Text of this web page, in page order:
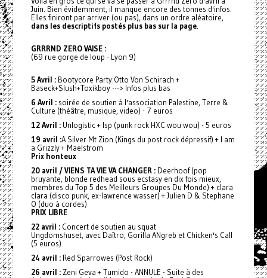
Juin. Bien évidemment, il manque encore des tonnes d'infos.
Elles finiront par arriver (ou pas), dans un ordre aléatoire,
dans les descriptifs postés plus bas sur la page.
GRRRND ZERO VAISE :
(69 rue gorge de loup - Lyon 9)
5 Avril :Bootycore Party:Otto Von Schirach +
Baseck+Slush+Toxikboy ---> Infos plus bas
6 Avril :soirée de soutien à l'association Palestine, Terre &
Culture (théâtre, musique, video) - 7 euros
12 Avril :Unlogistic + Isp (punk rock HXC wou wou) - 5 euros
19 avril :A Silver Mt Zion (Kings du post rock dépressif) + I am
a Grizzly + Maelstrom
Prix honteux
20 avril / VIENS TA VIE VA CHANGER :Deerhoof (pop
bruyante, blonde redhead sous ecstasy en dix fois mieux,
membres du Top 5 des Meilleurs Groupes Du Monde) + clara
clara (disco punk, ex-lawrence wasser) + Julien D & Stephane
O (duo à cordes)
PRIX LIBRE
22 avril :Concert de soutien au squat
Ungdomshuset, avec Daïtro, Gorilla ANgreb et Chicken's Call
(5 euros)
24 avril :Red Sparrowes (Post Rock)
26 avril :Zeni Geva + Tumido - ANNULE - Suite à des